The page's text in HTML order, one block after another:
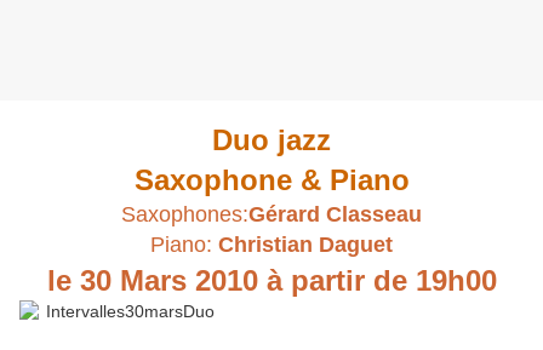
Duo jazz
Saxophone & Piano
Saxophones:Gérard Classeau
Piano: Christian Daguet
le 30 Mars 2010 à partir de 19h00